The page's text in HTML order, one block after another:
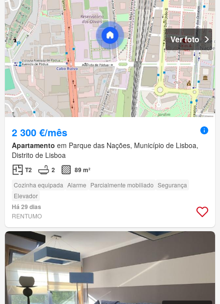
Ver foto
2 300 €/mês
Apartamento em Parque das Nações, Município de Lisboa,
Distrito de Lisboa
T2 2 89 m²
Cozinha equipada Alarme Parcialmente mobiliado Segurança
Elevador
Há 29 dias
RENTUMO